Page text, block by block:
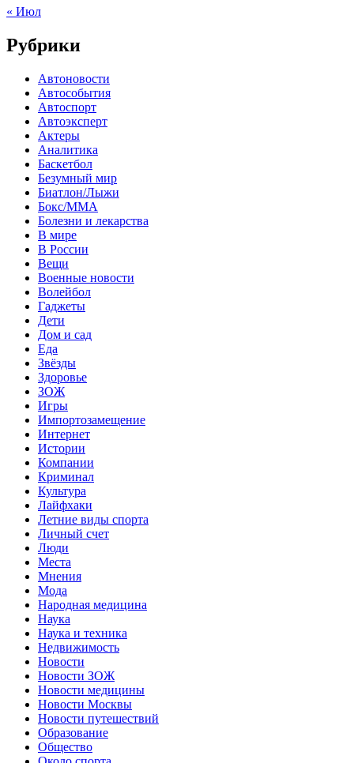
« Июл
Рубрики
Автоновости
Автособытия
Автоспорт
Автоэксперт
Актеры
Аналитика
Баскетбол
Безумный мир
Биатлон/Лыжи
Бокс/MMA
Болезни и лекарства
В мире
В России
Вещи
Военные новости
Волейбол
Гаджеты
Дети
Дом и сад
Еда
Звёзды
Здоровье
ЗОЖ
Игры
Импортозамещение
Интернет
Истории
Компании
Криминал
Культура
Лайфхаки
Летние виды спорта
Личный счет
Люди
Места
Мнения
Мода
Народная медицина
Наука
Наука и техника
Недвижимость
Новости
Новости ЗОЖ
Новости медицины
Новости Москвы
Новости путешествий
Образование
Общество